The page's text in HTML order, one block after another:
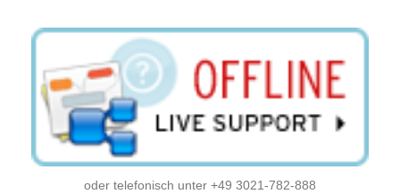
oder telefonisch unter +49 3021-782-888